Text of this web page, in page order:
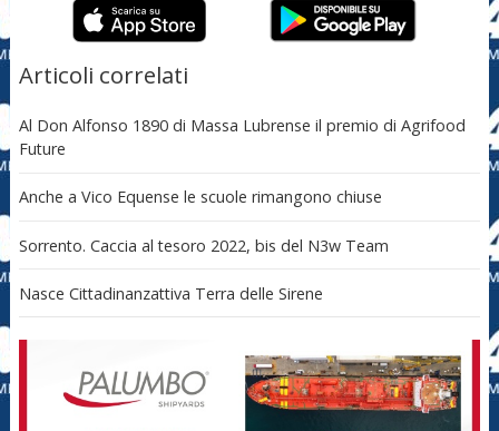
Articoli correlati
Al Don Alfonso 1890 di Massa Lubrense il premio di Agrifood
Future
Anche a Vico Equense le scuole rimangono chiuse
Sorrento. Caccia al tesoro 2022, bis del N3w Team
Nasce Cittadinanzattiva Terra delle Sirene